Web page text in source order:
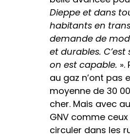
Dieppe et dans
habitants en
demande de
et durables.
on est capable.
au gaz n’ont pas
moyenne de 30
cher. Mais avec
GNV comme
circuler dans les